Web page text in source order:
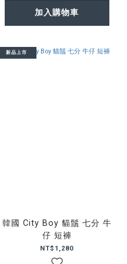
加入購物車
新品上市
韓國 City Boy 貓鬚 七分 牛
仔 短褲
NT$1,280